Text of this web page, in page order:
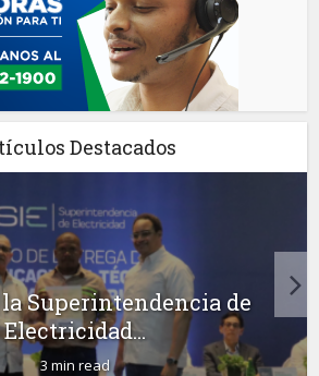
Destacados
Superintendencia de
Electricidad...
3 min read